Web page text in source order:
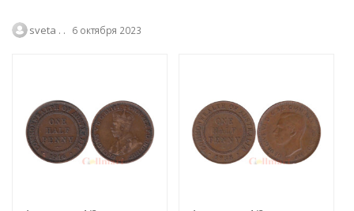
sveta . . 6 октября 2023